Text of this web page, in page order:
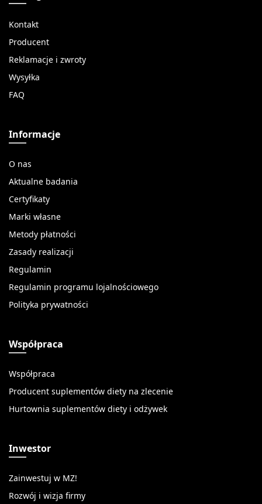
Kontakt
Producent
Reklamacje i zwroty
Wysyłka
FAQ
Informacje
O nas
Aktualne badania
Certyfikaty
Marki własne
Metody płatności
Zasady realizacji
Regulamin
Regulamin programu lojalnościowego
Polityka prywatności
Współpraca
Współpraca
Producent suplementów diety na zlecenie
Hurtownia suplementów diety i odżywek
Inwestor
Zainwestuj w MZ!
Rozwój i wizja firmy